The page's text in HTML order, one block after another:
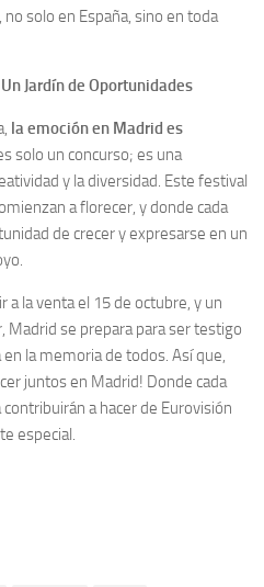
solo en España, sino en toda
Jardín de Oportunidades
la emoción en Madrid es
solo un concurso; es una
y la diversidad. Este festival
a florecer, y donde cada
de crecer y expresarse en un
a la venta el 15 de octubre, y un
Madrid se prepara para ser testigo
la memoria de todos. Así que,
juntos en Madrid! Donde cada
a hacer de Eurovisión
especial.